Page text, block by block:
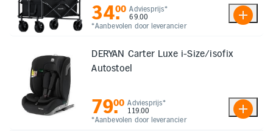
Adviesprijs*
69.00
*Aanbevolen door leverancier
34.
00
DERYAN Carter Luxe i-Size/isofix
Autostoel
Adviesprijs*
119.00
*Aanbevolen door leverancier
79.
00